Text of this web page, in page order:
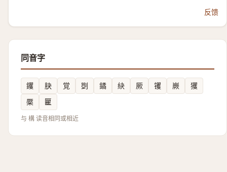
反馈
同音字
钁 䏐 覚 㓸 鐍 䊽 厥 䦆 嶡
玃
橜
匷
与 構 读音相同或相近